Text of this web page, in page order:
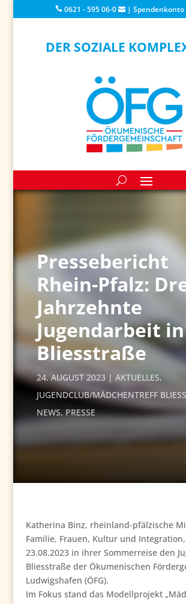
0621 - 595 06-0 | Spendenkonto
DER SOZIALE
Pressebericht
Rhein-Pfalz:
Jahrzehnte
Jugendarbeit
Bliesstraße
24. AUGUST 2023 AKTUELLES,
JUGENDCLUB/MÄDCHENTREFF
NEWS,PRESSE
Katherina Binz, rheinland-pfälzische
Familie, Frauen, Kultur und
23.08.2023 in ihrer Sommerreise den
Bliesstraße der Ökumenischen
Ludwigshafen (ÖFG).
Im Fokus stand das Modellprojekt